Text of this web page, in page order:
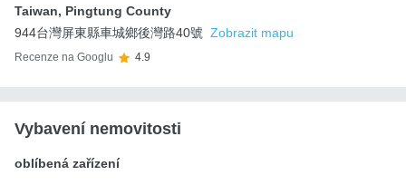
Taiwan, Pingtung County
944台灣屏東縣車城鄉後灣路40號 Zobrazit mapu
Recenze na Googlu 4.9
Vybavení nemovitosti
oblíbená zařízení